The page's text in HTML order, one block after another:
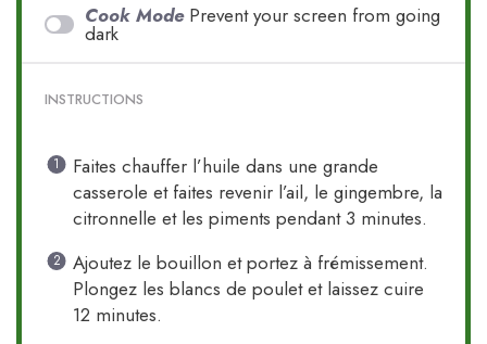
Cook Mode Prevent your screen from going
dark
INSTRUCTIONS
Faites chauffer l’huile dans une grande
casserole et faites revenir l’ail, le gingembre, la
citronnelle et les piments pendant 3 minutes.
Ajoutez le bouillon et portez à frémissement.
Plongez les blancs de poulet et laissez cuire
12 minutes.